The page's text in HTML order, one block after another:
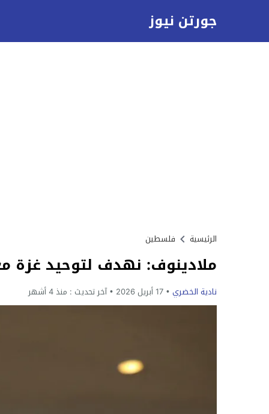
جورتن نيوز
الرئيسية فلسطين
ملادينوف: نهدف لتوحيد غزة
نادية الخضري 17 أبريل 2026 آخر تحديث : منذ 4 أشهر